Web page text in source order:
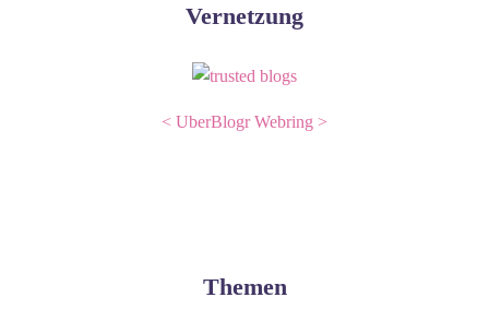
Vernetzung
< UberBlogr Webring >
Themen